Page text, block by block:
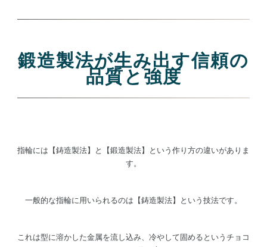
鍛造製法が生み出す信頼の
品質と強度
指輪には【鋳造製法】と【鍛造製法】という作り方の違いがありま
す。
一般的な指輪に用いられるのは【鋳造製法】という技法です。
これは型に溶かした金属を流し込み、冷やして固めるというチョコ